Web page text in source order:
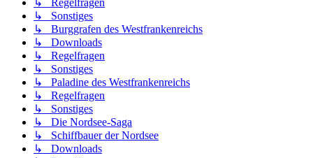
↳ Regelfragen
↳ Sonstiges
↳ Burggrafen des Westfrankenreichs
↳ Downloads
↳ Regelfragen
↳ Sonstiges
↳ Paladine des Westfrankenreichs
↳ Regelfragen
↳ Sonstiges
↳ Die Nordsee-Saga
↳ Schiffbauer der Nordsee
↳ Downloads